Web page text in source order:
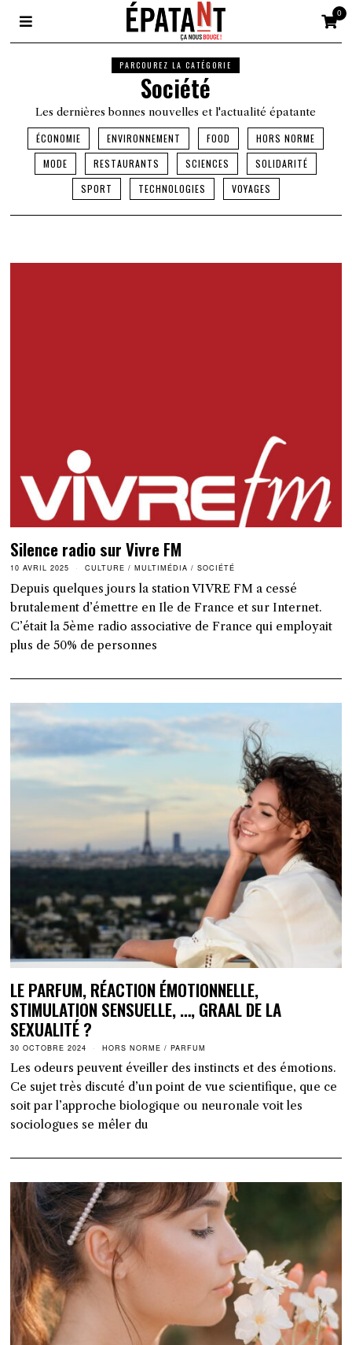
0
PARCOUREZ LA CATÉGORIE
Société
Les dernières bonnes nouvelles et l'actualité épatante
ÉCONOMIE
ENVIRONNEMENT FOOD
HORS NORME
MODE
RESTAURANTS SCIENCES
SOLIDARITÉ
SPORT
TECHNOLOGIES VOYAGES
Silence radio sur Vivre FM
10 AVRIL 2025 CULTURE / MULTIMÉDIA / SOCIÉTÉ
Depuis quelques jours la station VIVRE FM a cessé
brutalement d’émettre en Ile de France et sur Internet.
C’était la 5ème radio associative de France qui employait
plus de 50% de personnes
LE PARFUM, RÉACTION ÉMOTIONNELLE,
STIMULATION SENSUELLE, …, GRAAL DE LA
SEXUALITÉ ?
30 OCTOBRE 2024 HORS NORME / PARFUM
Les odeurs peuvent éveiller des instincts et des émotions.
Ce sujet très discuté d’un point de vue scientifique, que ce
soit par l’approche biologique ou neuronale voit les
sociologues se mêler du